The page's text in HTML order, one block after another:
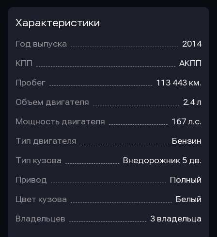
Характеристики
Год выпуска 2014
КПП АКПП
Пробег 113 443 км.
Объем двигателя 2.4 л
Мощность двигателя 167 л.с.
Тип двигателя Бензин
Тип кузова Внедорожник 5 дв.
Привод Полный
Цвет кузова Белый
Владельцев 3 владельца